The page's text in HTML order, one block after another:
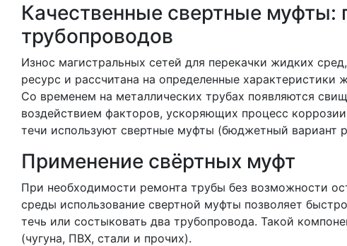
Качественные свертные
трубопроводов
Износ магистральных сетей для перекачки жидких
ресурс и рассчитана на определенные
Со временем на металлических трубах появляются
воздействием факторов, ускоряющих процесс
течи используют свертные муфты (бюджетный вариант
Применение свёртных муфт
При необходимости ремонта трубы без возможности
среды использование свертной муфты позволяет
течь или состыковать два трубопровода. Такой
(чугуна, ПВХ, стали и прочих).